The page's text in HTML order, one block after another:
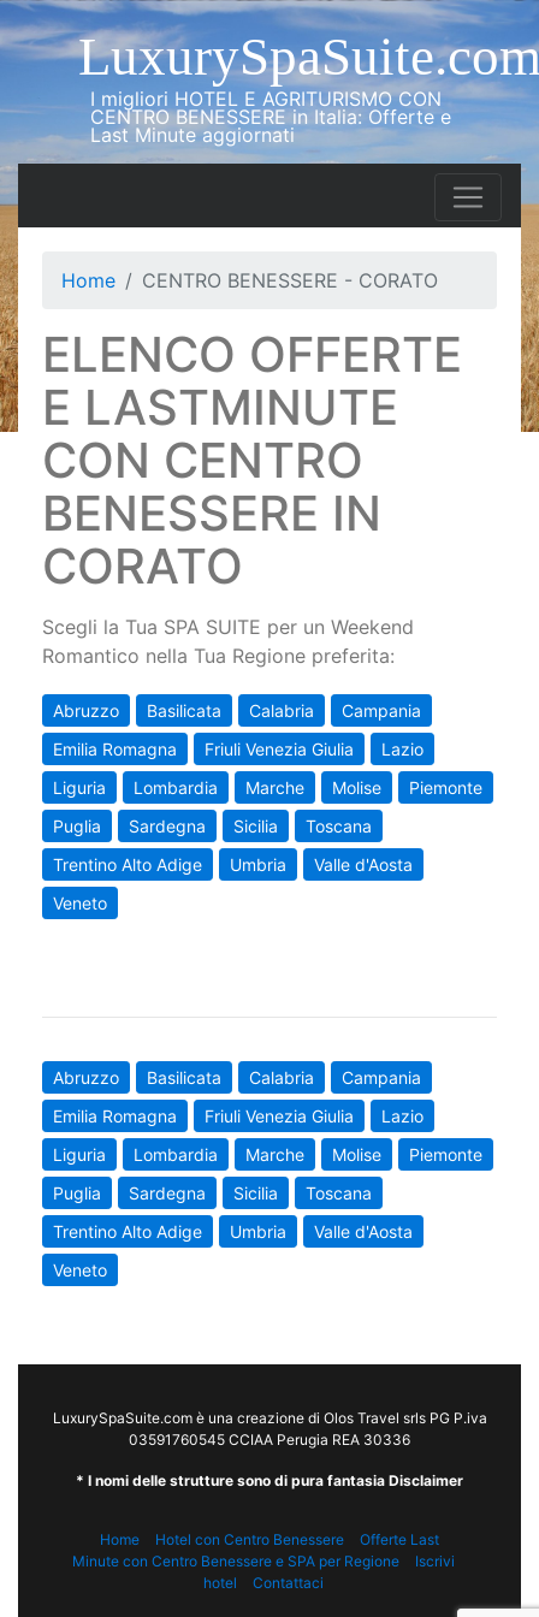
I migliori HOTEL E AGRITURISMO CON
CENTRO BENESSERE in Italia: Offerte e
Last Minute aggiornati
Home CENTRO BENESSERE - CORATO
ELENCO OFFERTE
E LASTMINUTE
CON CENTRO
BENESSERE IN
CORATO
Scegli la Tua SPA SUITE per un Weekend
Romantico nella Tua Regione preferita:
Abruzzo Basilicata Calabria
Campania
Emilia Romagna
Friuli Venezia Giulia
Lazio
Liguria
Lombardia Marche Molise
Piemonte
Puglia
Sardegna Sicilia
Toscana
Trentino Alto Adige
Umbria
Valle d'Aosta
Veneto
Abruzzo Basilicata Calabria
Campania
Emilia Romagna
Friuli Venezia Giulia
Lazio
Liguria
Lombardia Marche Molise
Piemonte
Puglia
Sardegna Sicilia
Toscana
Trentino Alto Adige
Umbria
Valle d'Aosta
Veneto
LuxurySpaSuite.com è una creazione di Olos Travel srls PG P.iva
03591760545 CCIAA Perugia REA 30336
* I nomi delle strutture sono di pura fantasia Disclaimer
Home Hotel con Centro Benessere
Offerte Last
Minute con Centro Benessere e SPA per Regione
Iscrivi
hotel
Contattaci